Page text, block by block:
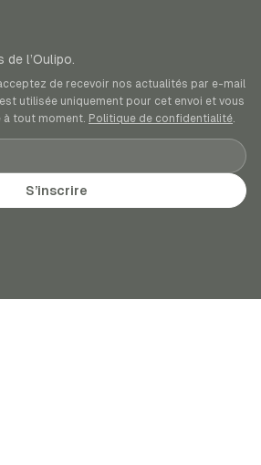
l’Oulipo.
de recevoir nos actualités par e-mail
utilisée uniquement pour cet envoi et vous
tout moment. Politique de confidentialité.
S’inscrire